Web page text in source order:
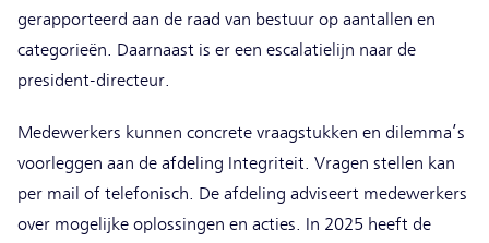
gerapporteerd aan de raad van bestuur op aantallen en
categorieën. Daarnaast is er een escalatielijn naar de
president-directeur.
Medewerkers kunnen concrete vraagstukken en dilemma’s
voorleggen aan de afdeling Integriteit. Vragen stellen kan
per mail of telefonisch. De afdeling adviseert medewerkers
over mogelijke oplossingen en acties. In 2025 heeft de